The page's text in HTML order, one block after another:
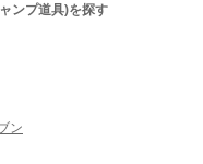
ンプ道具)を探す
ン